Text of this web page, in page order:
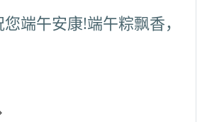
端午安康!端午粽飘香，